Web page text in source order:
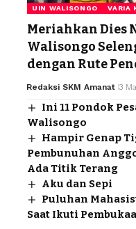
UIN WALISONGO VARIA
Meriahkan Dies
Walisongo
dengan Rute
Redaksi SKM Amanat 3
Ini 11 Pondok
Walisongo
Hampir Genap
Pembunuhan
Ada Titik Terang
Aku dan Sepi
Puluhan
Saat Ikuti